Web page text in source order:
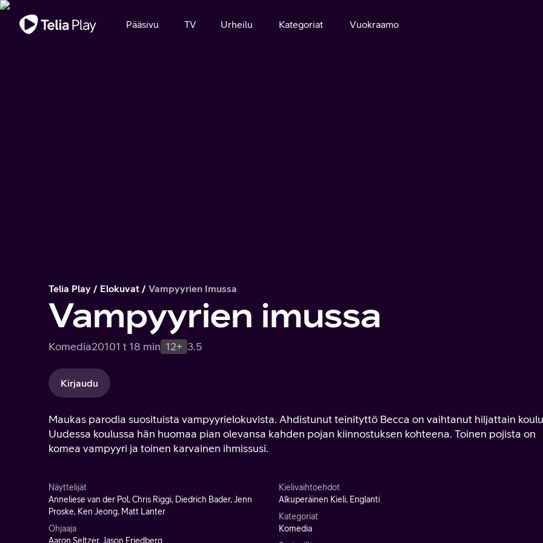
Tärkeä viesti
Pääsivu TV Urheilu Kategoriat Vuokraamo
Telia Play Elokuvat Vampyyrien Imussa
Vampyyrien imussa
Komedia20101 t 18 min 12+ 3.5
Kirjaudu
Maukas parodia suosituista vampyyrielokuvista. Ahdistunut teinityttö Becca on vaihtanut hiljattain
Uudessa koulussa hän huomaa pian olevansa kahden pojan kiinnostuksen kohteena. Toinen pojista on
komea vampyyri ja toinen karvainen ihmissusi.
Näyttelijät
Anneliese van der Pol, Chris Riggi, Diedrich Bader, Jenn
Proske, Ken Jeong, Matt Lanter
Ohjaaja
Aaron Seltzer, Jason Friedberg
Kielivaihtoehdot
Alkuperäinen Kieli, Englanti
Kategoriat
Komedia